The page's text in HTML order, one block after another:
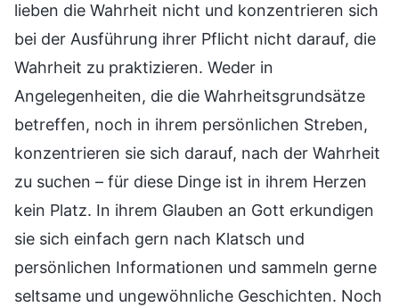
lieben die Wahrheit nicht und konzentrieren sich
bei der Ausführung ihrer Pflicht nicht darauf, die
Wahrheit zu praktizieren. Weder in
Angelegenheiten, die die Wahrheitsgrundsätze
betreffen, noch in ihrem persönlichen Streben,
konzentrieren sie sich darauf, nach der Wahrheit
zu suchen – für diese Dinge ist in ihrem Herzen
kein Platz. In ihrem Glauben an Gott erkundigen
sie sich einfach gern nach Klatsch und
persönlichen Informationen und sammeln gerne
seltsame und ungewöhnliche Geschichten. Noch